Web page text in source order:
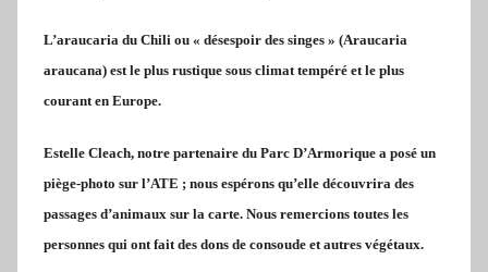
L’araucaria du Chili ou « désespoir des singes » (Araucaria
araucana) est le plus rustique sous climat tempéré et le plus
courant en Europe.
Estelle Cleach, notre partenaire du Parc D’Armorique a posé un
piège-photo sur l’ATE ; nous espérons qu’elle découvrira des
passages d’animaux sur la carte. Nous remercions toutes les
personnes qui ont fait des dons de consoude et autres végétaux.